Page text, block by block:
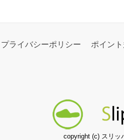
プライバシーポリシー ポイン
copyright (c) スリッ